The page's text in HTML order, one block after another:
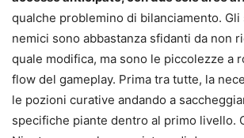
qualche problemino di bilanciamento.
nemici sono abbastanza sfidanti da non
quale modifica, ma sono le piccolezze a
flow del gameplay. Prima tra tutte, la
le pozioni curative andando a
specifiche piante dentro al primo livello.